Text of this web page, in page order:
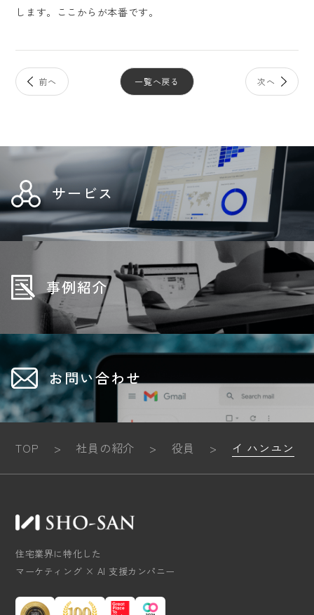
します。ここからが本番です。
一覧へ戻る
サービス
事例紹介
お問い合わせ
TOP > 社員の紹介 > 役員 > イ ハンユン
住宅業界に特化した
マーケティング × AI 支援カンパニー